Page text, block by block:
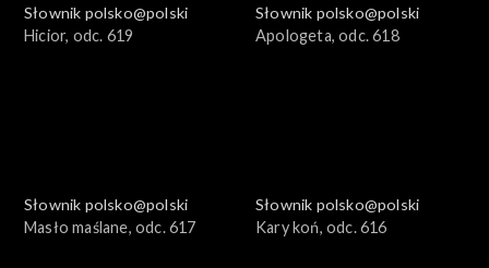
Słownik polsko@polski
Hicior, odc. 619
Słownik polsko@polski
Apologeta, odc. 618
Słownik polsko@polski
Masło maślane, odc. 617
Słownik polsko@polski
Kary koń, odc. 616